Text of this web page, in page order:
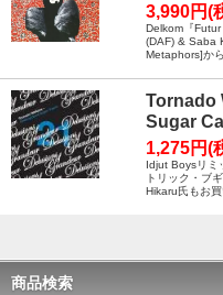
3,990円(
Delkom『
(DAF) & Saba
Metaphors]か
Tornado
Sugar
1,275円(
Idjut Boysリミ
トリック・ブ
Hikaru氏もお
商品検索